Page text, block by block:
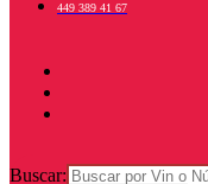
449 389 41 67
Buscar: